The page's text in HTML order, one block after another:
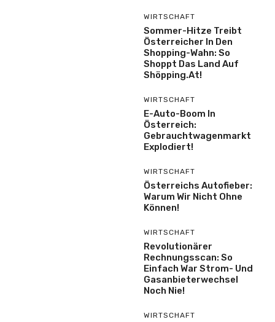
WIRTSCHAFT
Sommer-Hitze Treibt
Österreicher In Den
Shopping-Wahn: So
Shoppt Das Land Auf
Shöpping.at!
WIRTSCHAFT
E-Auto-Boom In
Österreich:
Gebrauchtwagenmarkt
Explodiert!
WIRTSCHAFT
Österreichs Autofieber:
Warum Wir Nicht Ohne
Können!
WIRTSCHAFT
Revolutionärer
Rechnungsscan: So
Einfach War Strom- Und
Gasanbieterwechsel
Noch Nie!
WIRTSCHAFT